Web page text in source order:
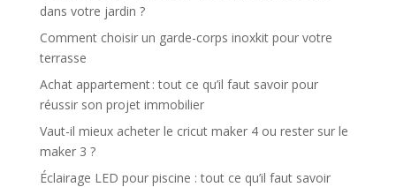
dans votre jardin ?
Comment choisir un garde-corps inoxkit pour votre
terrasse
Achat appartement : tout ce qu’il faut savoir pour
réussir son projet immobilier
Vaut-il mieux acheter le cricut maker 4 ou rester sur le
maker 3 ?
Éclairage LED pour piscine : tout ce qu’il faut savoir